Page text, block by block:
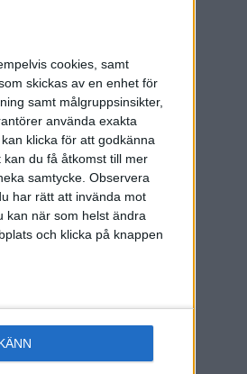
cookies, samt
skickas av en enhet för
samt målgruppsinsikter,
använda exakta
klicka för att godkänna
du få åtkomst till mer
samtycke. Observera
har rätt att invända mot
kan när som helst ändra
och klicka på knappen
Dele
(ut.L. Joseph ) 79 min
B. Varga
82 min
K. Zachariassen
(ut.B. Varga) 85 min
B. Otvos
(ut.N. Keita)